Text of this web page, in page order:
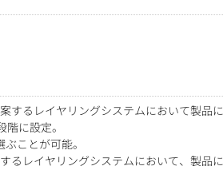
するレイヤリングシステムにおいて製品
に設定。
ことが可能。
るレイヤリングシステムにおいて、製